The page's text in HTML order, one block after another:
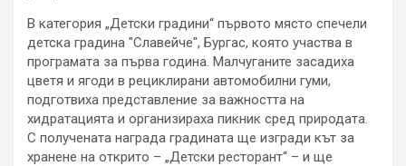
В категория „Детски градини“ първото място спечели
детска градина "Славейче", Бургас, която участва в
програмата за първа година. Малчуганите засадиха
цветя и ягоди в рециклирани автомобилни гуми,
подготвиха представление за важността на
хидратацията и организираха пикник сред природата.
С получената награда градината ще изгради кът за
хранене на открито – „Детски ресторант“ – и ще